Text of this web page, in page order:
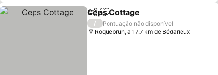
PartilharAdicionar aos favoritos
Ceps Cottage
/
Pontuação não disponível
Roquebrun, a 17.7 km de Bédarieux